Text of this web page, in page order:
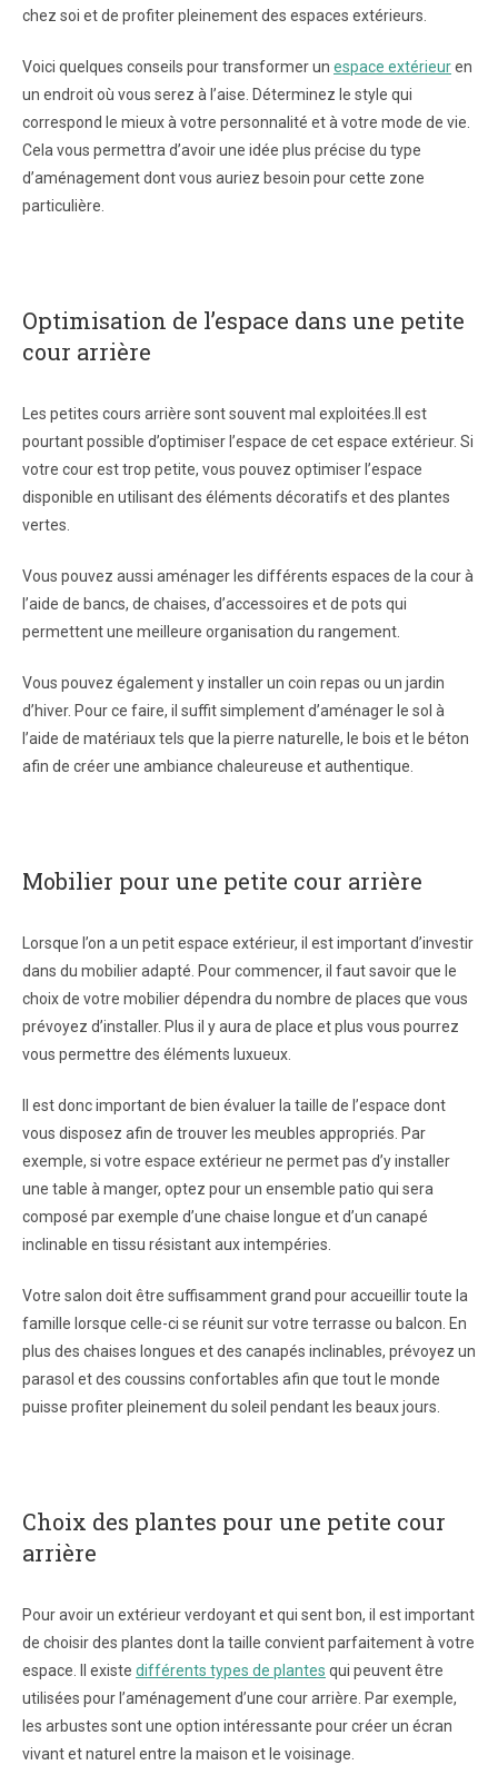
chez soi et de profiter pleinement des espaces extérieurs.
Voici quelques conseils pour transformer un espace extérieuren
un endroit où vous serez à l’aise. Déterminez le style qui
correspond le mieux à votre personnalité et à votre mode de vie.
Cela vous permettra d’avoir une idée plus précise du type
d’aménagement dont vous auriez besoin pour cette zone
particulière.
Optimisation de l’espace dans une petite
cour arrière
Les petites cours arrière sont souvent mal exploitées.Il est
pourtant possible d’optimiser l’espace de cet espace extérieur. Si
votre cour est trop petite, vous pouvez optimiser l’espace
disponible en utilisant des éléments décoratifs et des plantes
vertes.
Vous pouvez aussi aménager les différents espaces de la cour à
l’aide de bancs, de chaises, d’accessoires et de pots qui
permettent une meilleure organisation du rangement.
Vous pouvez également y installer un coin repas ou un jardin
d’hiver. Pour ce faire, il suffit simplement d’aménager le sol à
l’aide de matériaux tels que la pierre naturelle, le bois et le béton
afin de créer une ambiance chaleureuse et authentique.
Mobilier pour une petite cour arrière
Lorsque l’on a un petit espace extérieur, il est important d’investir
dans du mobilier adapté. Pour commencer, il faut savoir que le
choix de votre mobilier dépendra du nombre de places que vous
prévoyez d’installer. Plus il y aura de place et plus vous pourrez
vous permettre des éléments luxueux.
Il est donc important de bien évaluer la taille de l’espace dont
vous disposez afin de trouver les meubles appropriés. Par
exemple, si votre espace extérieur ne permet pas d’y installer
une table à manger, optez pour un ensemble patio qui sera
composé par exemple d’une chaise longue et d’un canapé
inclinable en tissu résistant aux intempéries.
Votre salon doit être suffisamment grand pour accueillir toute la
famille lorsque celle-ci se réunit sur votre terrasse ou balcon. En
plus des chaises longues et des canapés inclinables, prévoyez un
parasol et des coussins confortables afin que tout le monde
puisse profiter pleinement du soleil pendant les beaux jours.
Choix des plantes pour une petite cour
arrière
Pour avoir un extérieur verdoyant et qui sent bon, il est important
de choisir des plantes dont la taille convient parfaitement à votre
espace. Il existe différents types de plantes qui peuvent être
utilisées pour l’aménagement d’une cour arrière. Par exemple,
les arbustes sont une option intéressante pour créer un écran
vivant et naturel entre la maison et le voisinage.